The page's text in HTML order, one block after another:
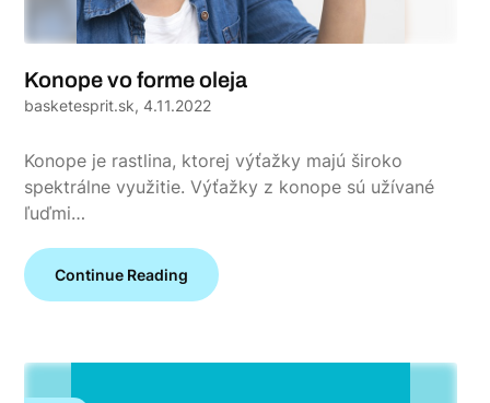
Konope vo forme oleja
basketesprit.sk, 4.11.2022
Konope je rastlina, ktorej výťažky majú široko
spektrálne využitie. Výťažky z konope sú užívané
ľuďmi…
Continue Reading